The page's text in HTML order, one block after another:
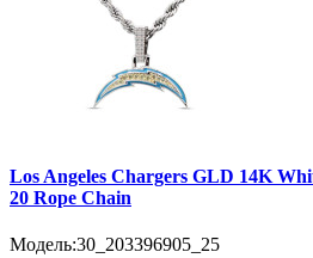
Los Angeles Chargers GLD 14K
20 Rope Chain
Модель:30_203396905_25